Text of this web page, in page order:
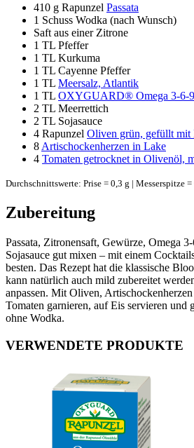
410 g Rapunzel Passata
1 Schuss Wodka (nach Wunsch)
Saft aus einer Zitrone
1 TL Pfeffer
1 TL Kurkuma
1 TL Cayenne Pfeffer
1 TL Meersalz, Atlantik
1 TL OXYGUARD® Omega 3-6-9
2 TL Meerrettich
2 TL Sojasauce
4 Rapunzel Oliven grün, gefüllt mit
8 Artischockenherzen in Lake
4 Tomaten getrocknet in Olivenöl,
Durchschnittswerte: Prise = 0,3 g | Messerspitze =
Zubereitung
Passata, Zitronensaft, Gewürze, Omega
Sojasauce gut mixen – mit einem
besten. Das Rezept hat die klassische
kann natürlich auch mild zubereitet
anpassen. Mit Oliven,
Tomaten garnieren, auf Eis servieren und
ohne Wodka.
VERWENDETE PRODUKTE